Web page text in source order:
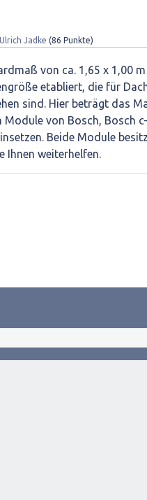
Ulrich Jadke (86 Punkte)
von ca. 1,65 x 1,00
etabliert, die für
sind. Hier beträgt das
Module von Bosch, Bosch
Beide Module
Ihnen weiterhelfen.